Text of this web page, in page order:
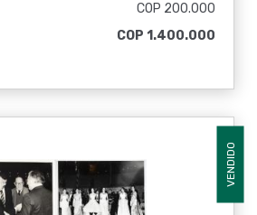
COP 200.000
COP 1.400.000
VENDIDO